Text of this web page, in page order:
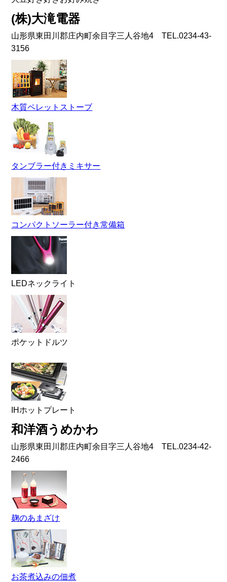
(株)大滝電器
山形県東田川郡庄内町余目字三人谷地4 TEL.0234-43-
3156
木質ペレットストーブ
タンブラー付きミキサー
コンパクトソーラー付き常備箱
LEDネックライト
ポケットドルツ
IHホットプレート
和洋酒うめかわ
山形県東田川郡庄内町余目字三人谷地4 TEL.0234-42-
2466
麹のあまざけ
お茶煮込みの佃煮